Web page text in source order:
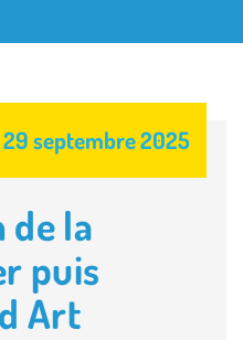
29 septembre 2025
de la
puis
Art